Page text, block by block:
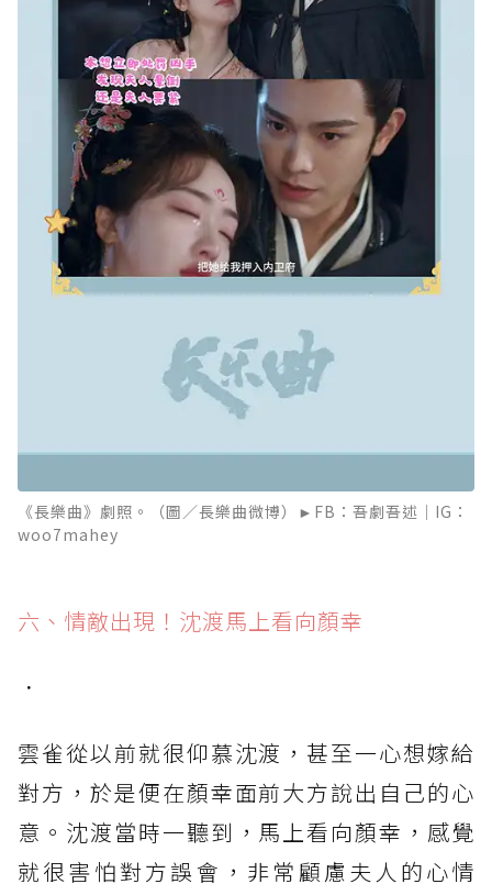
《長樂曲》劇照。（圖／長樂曲微博）►FB：吾劇吾述｜IG：
woo7mahey
六、情敵出現！沈渡馬上看向顏幸
．
雲雀從以前就很仰慕沈渡，甚至一心想嫁給
對方，於是便在顏幸面前大方說出自己的心
意。沈渡當時一聽到，馬上看向顏幸，感覺
就很害怕對方誤會，非常顧慮夫人的心情